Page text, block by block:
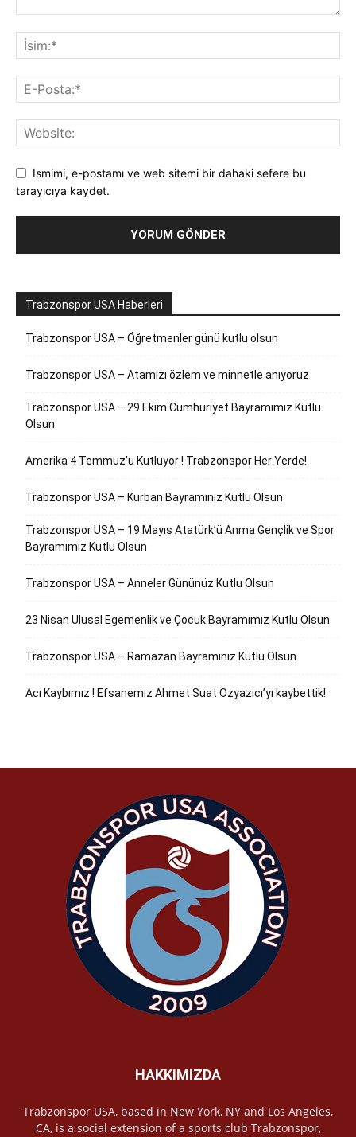
Ismimi, e-postamı ve web sitemi bir dahaki sefere bu
tarayıcıya kaydet.
Trabzonspor USA Haberleri
Trabzonspor USA – Öğretmenler günü kutlu olsun
Trabzonspor USA – Atamızı özlem ve minnetle anıyoruz
Trabzonspor USA – 29 Ekim Cumhuriyet Bayramımız Kutlu
Olsun
Amerika 4 Temmuz’u Kutluyor ! Trabzonspor Her Yerde!
Trabzonspor USA – Kurban Bayramınız Kutlu Olsun
Trabzonspor USA – 19 Mayıs Atatürk’ü Anma Gençlik ve Spor
Bayramımız Kutlu Olsun
Trabzonspor USA – Anneler Gününüz Kutlu Olsun
23 Nisan Ulusal Egemenlik ve Çocuk Bayramımız Kutlu Olsun
Trabzonspor USA – Ramazan Bayramınız Kutlu Olsun
Acı Kaybımız ! Efsanemiz Ahmet Suat Özyazıcı’yı kaybettik!
HAKKIMIZDA
Trabzonspor USA, based in New York, NY and Los Angeles,
CA, is a social extension of a sports club Trabzonspor,